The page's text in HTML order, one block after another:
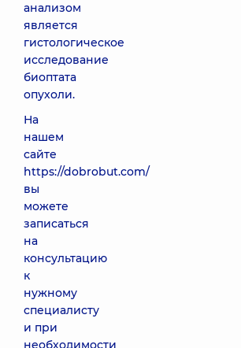
анализом
является
гистологическое
исследование
биоптата
опухоли.
На
нашем
сайте
https://dobrobut.com/
вы
можете
записаться
на
консультацию
к
нужному
специалисту
и при
необходимости